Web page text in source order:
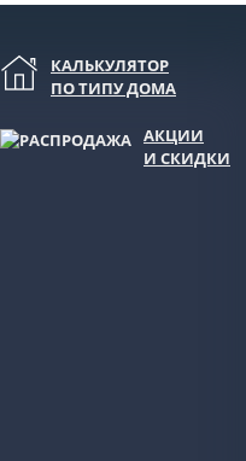
КАЛЬКУЛЯТОР
ПО ТИПУ ДОМА
АКЦИИ
И СКИДКИ